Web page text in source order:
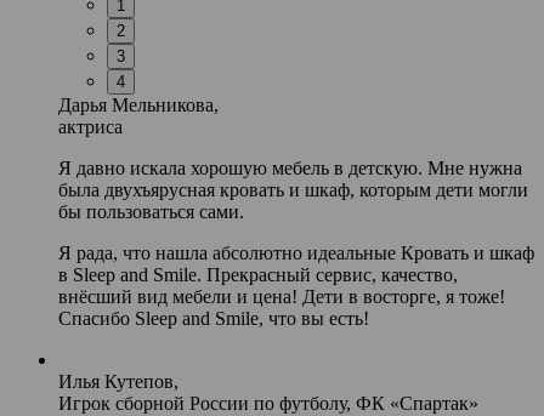
1
2
3
4
Дарья Мельникова,
актриса
Я давно искала хорошую мебель в детскую. Мне нужна
была двухъярусная кровать и шкаф, которым дети могли
бы пользоваться сами.
Я рада, что нашла абсолютно идеальные Кровать и шкаф
в Sleep and Smile. Прекрасный сервис, качество,
внёсший вид мебели и цена! Дети в восторге, я тоже!
Спасибо Sleep and Smile, что вы есть!
Илья Кутепов,
Игрок сборной России по футболу, ФК «Спартак»